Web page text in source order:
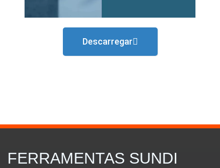
Descarregar
FERRAMENTAS SUNDI